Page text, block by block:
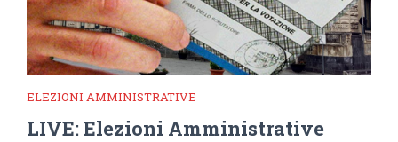
ELEZIONI AMMINISTRATIVE
LIVE: Elezioni Amministrative